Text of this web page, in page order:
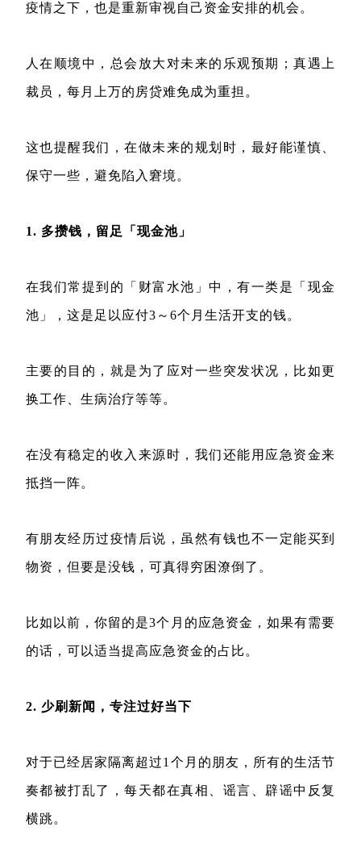
疫情之下，也是重新审视自己资金安排的机会。
人在顺境中，总会放大对未来的乐观预期；真遇上
裁员，每月上万的房贷难免成为重担。
这也提醒我们，在做未来的规划时，最好能谨慎、
保守一些，避免陷入窘境。
1. 多攒钱，留足「现金池」
在我们常提到的「财富水池」中，有一类是「现金
池」，这是足以应付3～6个月生活开支的钱。
主要的目的，就是为了应对一些突发状况，比如更
换工作、生病治疗等等。
在没有稳定的收入来源时，我们还能用应急资金来
抵挡一阵。
有朋友经历过疫情后说，虽然有钱也不一定能买到
物资，但要是没钱，可真得穷困潦倒了。
比如以前，你留的是3个月的应急资金，如果有需要
的话，可以适当提高应急资金的占比。
2. 少刷新闻，专注过好当下
对于已经居家隔离超过1个月的朋友，所有的生活节
奏都被打乱了，每天都在真相、谣言、辟谣中反复
横跳。